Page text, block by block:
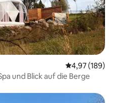
4,97 (189)
und Blick auf die Berge